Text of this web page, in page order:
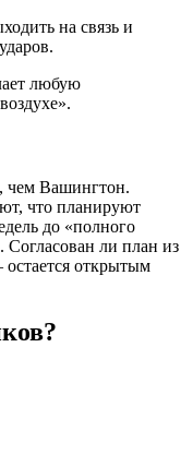
на связь и
любую
чем Вашингтон.
что планируют
до «полного
ли план из
открытым